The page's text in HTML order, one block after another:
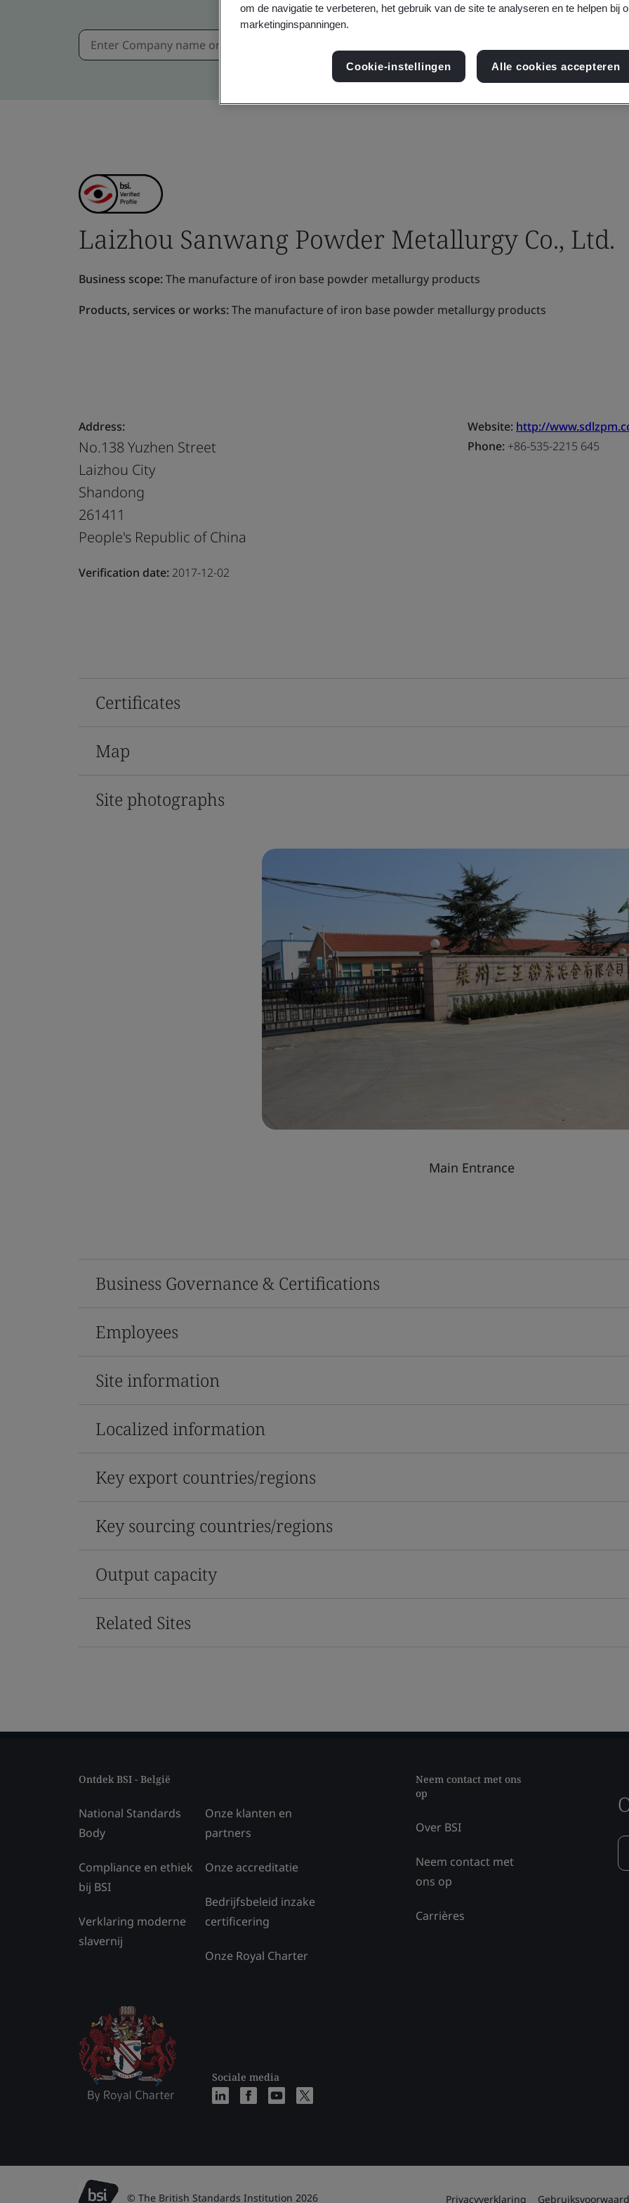
Laizhou Sanwang Powder Metallurgy Co., Ltd.
Business scope:The manufacture of iron base powder metallurgy products
Products, services or works:The manufacture of iron base powder metallurgy products
Address:
No.138 Yuzhen Street
Laizhou City
Shandong
261411
People's Republic of China
Verification date: 2017-12-02
Website: http://
Phone: +86-535-2215 645
Certificates
Map
Site photographs
Main Entrance
Business Governance & Certifications
Employees
Site information
Localized information
Key export countries/regions
Key sourcing countries/regions
Output capacity
Related Sites
Ontdek BSI - België
National Standards
Body
Compliance en ethiek
bij BSI
Verklaring moderne
slavernij
Onze klanten en
partners
Onze accreditatie
Bedrijfsbeleid inzake
certificering
Onze Royal Charter
Sociale media
Neem contact met ons
op
Over BSI
Neem contact met
ons op
Carrières
© The British Standards Institution 2026 Privacyverklaring
om de navigatie te verbeteren, het gebruik van de site te analyseren en te helpen bij
marketinginspanningen.
Cookie-instellingen Alle cookies accepteren